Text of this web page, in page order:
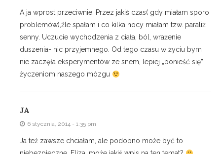
A ja wprost przeciwnie. Przez jakiś czas( gdy miałam sporo
problemów),źle spałam i co kilka nocy miałam tzw. paraliż
senny. Uczucie wychodzenia z ciała, ból, wrażenie
duszenia- nic przyjemnego. Od tego czasu w życiu bym
nie zaczęła eksperymentów ze snem, lepiej „ponieść się”
życzeniom naszego mózgu
JA
6 stycznia, 2014 - 1:35 pm
Ja też zawsze chciałam, ale podobno może być to